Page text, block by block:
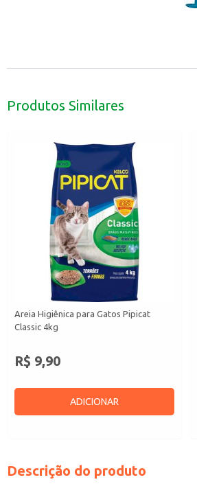
Produtos Similares
Areia Higiênica para Gatos Pipicat
Classic 4kg
R$ 9,90
ADICIONAR
Descrição do produto